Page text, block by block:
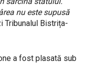
nu este supusă
Tribunalul Bistrița-
a fost plasată sub